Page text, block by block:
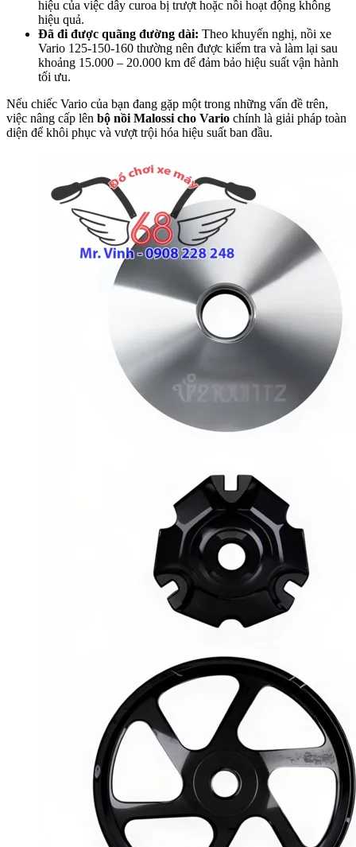
hiệu của việc dây curoa bị trượt hoặc nồi hoạt động không
hiệu quả.
Đã đi được quãng đường dài: Theo khuyến nghị, nồi xe
Vario 125-150-160 thường nên được kiểm tra và làm lại sau
khoảng 15.000 – 20.000 km để đảm bảo hiệu suất vận hành
tối ưu.
Nếu chiếc Vario của bạn đang gặp một trong những vấn đề trên,
việc nâng cấp lên bộ nồi Malossi cho Vario chính là giải pháp toàn
diện để khôi phục và vượt trội hóa hiệu suất ban đầu.